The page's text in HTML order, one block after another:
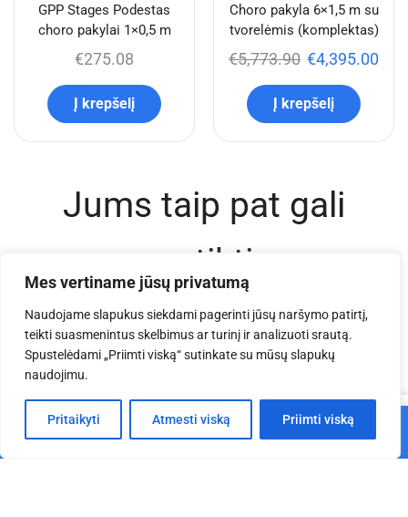
Mes vertiname jūsų privatumą
Naudojame slapukus siekdami pagerinti jūsų naršymo patirtį,
teikti suasmenintus skelbimus ar turinį ir analizuoti srautą.
Spustelėdami „Priimti viską“ sutinkate su mūsų slapukų
naudojimu.
Pritaikyti Atmesti viską Priimti viską
GPP Stages Podestas
choro pakylai 1×0,5 m
€275.08
Į krepšelį
Choro pakyla 6×1,5 m su
tvorelėmis (komplektas)
€5,773.90 €4,395.00
Į krepšelį
Jums taip pat gali
patikti
Į krepšelį
Pagrindinis Parduotuvė Krepšelis Paskyra